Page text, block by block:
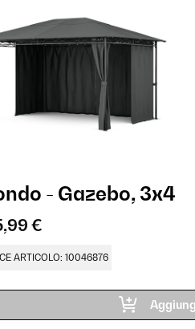
- Gazebo, 3x4
€
ARTICOLO: 10046876